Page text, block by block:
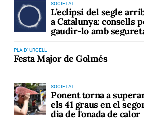
SOCIETAT
L’eclipsi del segle
a Catalunya: consells
gaudir-lo amb
PLA D' URGELL
Festa Major de Golmés
SOCIETAT
Ponent torna a
els 41 graus en el
dia de l'onada de calor